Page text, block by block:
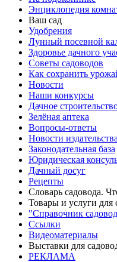
Энциклопедия
Ваш сад
Удобрения
Лунный посевной
Здоровье дачного
Советы садоводов
Как сохранить
Новости
Наши конкурсы
Дачное
Зелёная аптека
Вопросы-ответы
Новости издательства
Законодательная база
Юридическая
Дачный досуг
Рецепты
Словарь садовода.
Товары и услуги для
"Справочник
Ссылки
Видеоматериалы
Выставки для
РЕКЛАМА